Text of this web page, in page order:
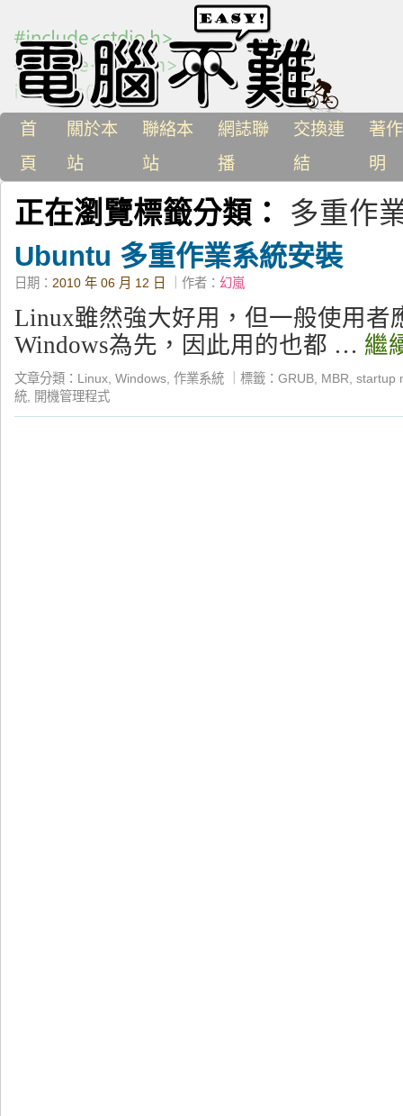
首
頁
關於本
站
聯絡本
站
網誌聯
播
交換連
結
著
明
正在瀏覽標籤分類： 多重作
Ubuntu 多重作業系統安裝
日期： 2010 年 06 月 12 日 ｜作者： 幻嵐
Linux雖然強大好用，但一般使用者
Windows為先，因此用的也都 … 繼
文章分類： Linux Windows 作業系統 標籤： GRUB MBR startup
統
開機管理程式